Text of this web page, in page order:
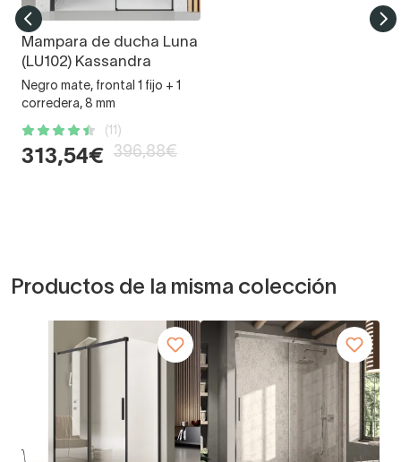
Mampara de ducha Luna
(LU102) Kassandra
Negro mate, frontal 1 fijo + 1
corredera, 8 mm
(11)
313,54€ 396,88€
Productos de la misma colección